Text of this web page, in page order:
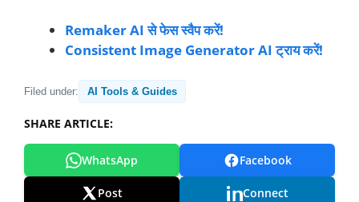
Remaker AI से फेस स्वैप करें!
Consistent Image Generator AI ट्राय करें!
Filed under: AI Tools & Guides
SHARE ARTICLE:
WhatsApp Facebook
Post Connect